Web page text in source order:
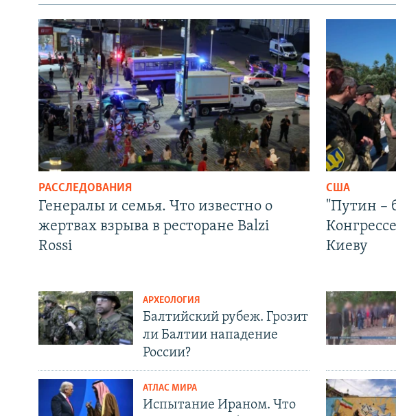
РАССЛЕДОВАНИЯ
Генералы и семья. Что известно о
жертвах взрыва в ресторане Balzi
Rossi
США
"Путин –
Киеву
АРХЕОЛОГИЯ
Балтийский рубеж. Грозит
ли Балтии нападение
России?
АТЛАС МИРА
Испытание Ираном. Что